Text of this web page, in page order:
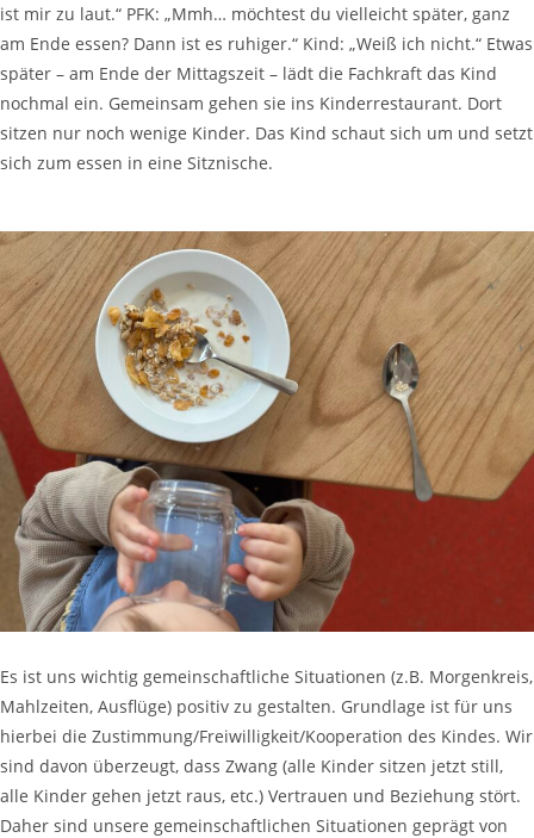
ist mir zu laut.“ PFK: „Mmh… möchtest du vielleicht später, ganz
am Ende essen? Dann ist es ruhiger.“ Kind: „Weiß ich nicht.“ Etwas
später – am Ende der Mittagszeit – lädt die Fachkraft das Kind
nochmal ein. Gemeinsam gehen sie ins Kinderrestaurant. Dort
sitzen nur noch wenige Kinder. Das Kind schaut sich um und setzt
sich zum essen in eine Sitznische.
Es ist uns wichtig gemeinschaftliche Situationen (z.B. Morgenkreis,
Mahlzeiten, Ausflüge) positiv zu gestalten. Grundlage ist für uns
hierbei die Zustimmung/Freiwilligkeit/Kooperation des Kindes. Wir
sind davon überzeugt, dass Zwang (alle Kinder sitzen jetzt still,
alle Kinder gehen jetzt raus, etc.) Vertrauen und Beziehung stört.
Daher sind unsere gemeinschaftlichen Situationen geprägt von